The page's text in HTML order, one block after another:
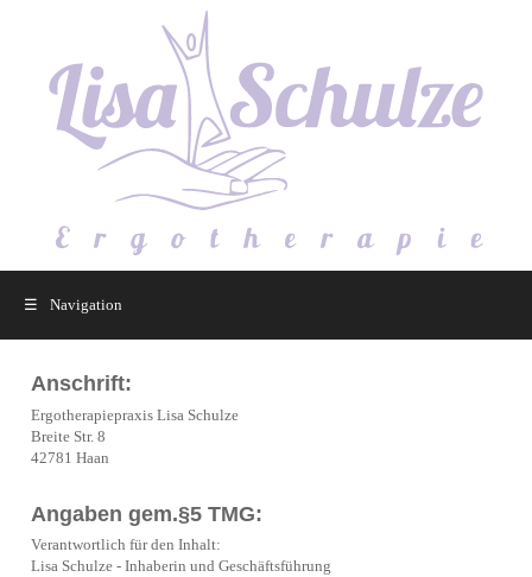
☰ Navigation
Anschrift:
Ergotherapiepraxis Lisa Schulze
Breite Str. 8
42781 Haan
Angaben gem.§5 TMG:
Verantwortlich für den Inhalt:
Lisa Schulze - Inhaberin und Geschäftsführung